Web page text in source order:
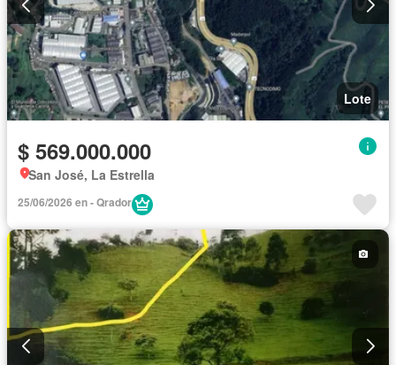
Lote
$ 569.000.000
San José, La Estrella
25/06/2026 en - Qrador